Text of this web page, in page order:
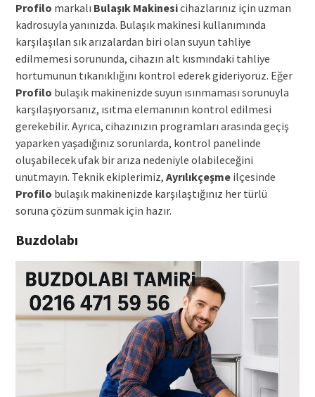
Profilo markalı Bulaşık Makinesicihazlarınız için uzman
kadrosuyla yanınızda. Bulaşık makinesi kullanımında
karşılaşılan sık arızalardan biri olan suyun tahliye
edilmemesi sorununda, cihazın alt kısmındaki tahliye
hortumunun tıkanıklığını kontrol ederek gideriyoruz. Eğer
Profilo bulaşık makinenizde suyun ısınmaması sorunuyla
karşılaşıyorsanız, ısıtma elemanının kontrol edilmesi
gerekebilir. Ayrıca, cihazınızın programları arasında geçiş
yaparken yaşadığınız sorunlarda, kontrol panelinde
oluşabilecek ufak bir arıza nedeniyle olabileceğini
unutmayın. Teknik ekiplerimiz, Ayrılıkçeşmeilçesinde
Profilo bulaşık makinenizde karşılaştığınız her türlü
soruna çözüm sunmak için hazır.
Buzdolabı